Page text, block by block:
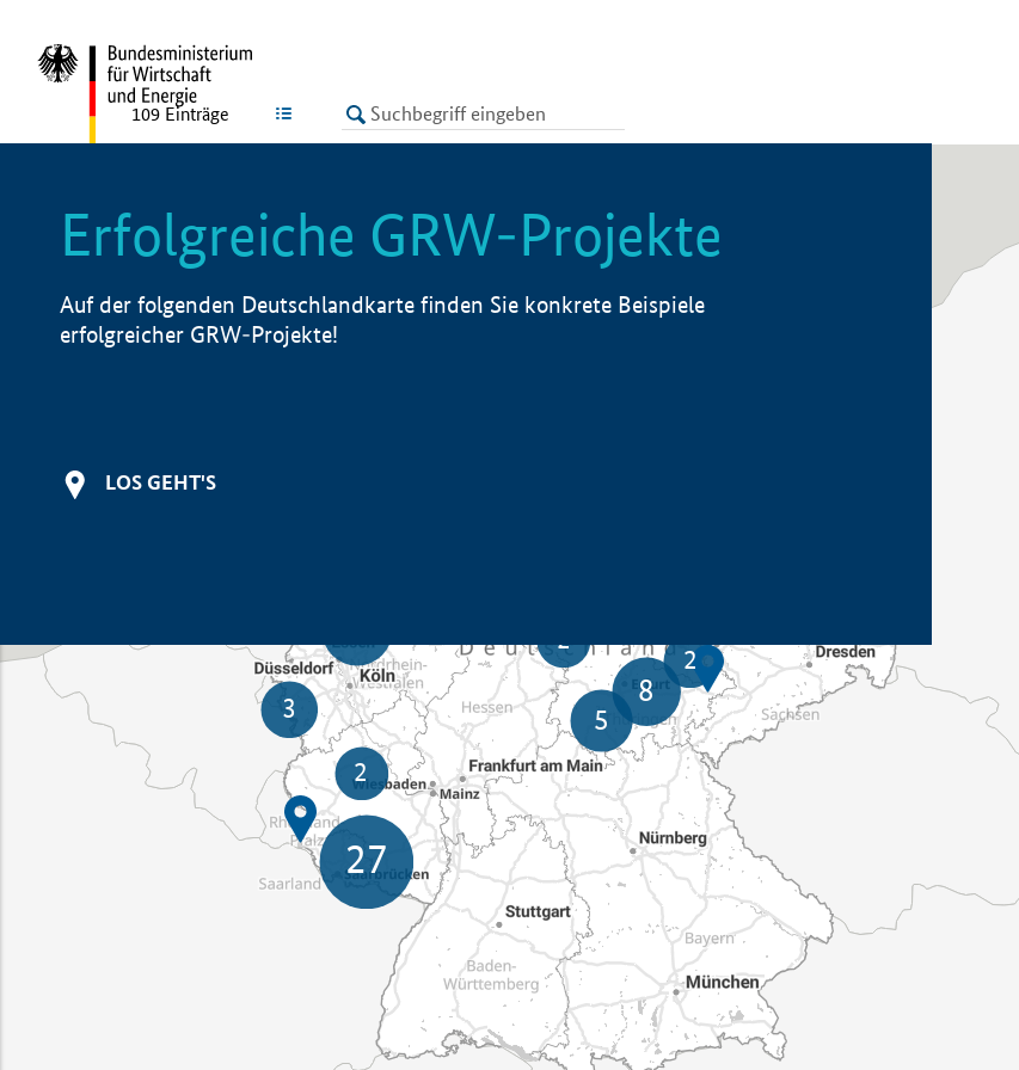
LISTE
109 Einträge
Erfolgreiche GRW-Projekte
Auf der folgenden Deutschlandkarte finden Sie konkrete Beispiele
erfolgreicher GRW-Projekte!
LOS GEHT'S